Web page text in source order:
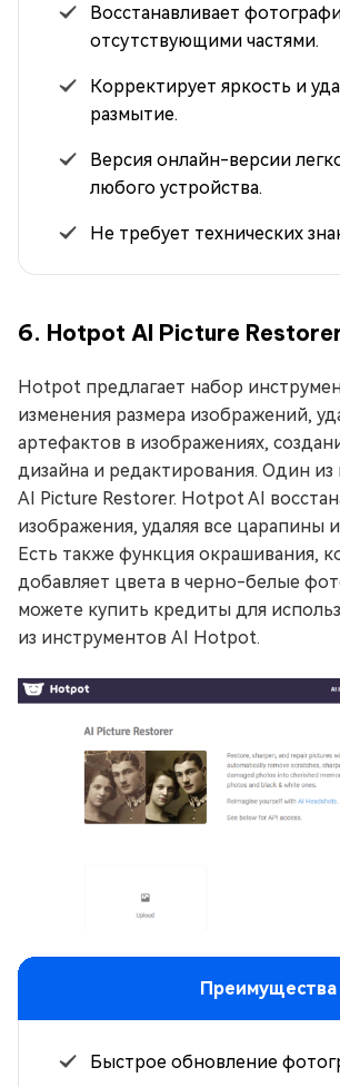
Восстанавливает
отсутствующими частями.
Корректирует яркость и
размытие.
Версия онлайн-версии
любого устройства.
Не требует технических
6. Hotpot AI Picture
Hotpot предлагает набор
изменения размера изображений,
артефактов в изображениях,
дизайна и редактирования. Один
AI Picture Restorer. Hotpot AI
изображения, удаляя все царапины
Есть также функция окрашивания,
добавляет цвета в черно-белые
можете купить кредиты для
из инструментов AI Hotpot.
Преимущества
Быстрое обновление